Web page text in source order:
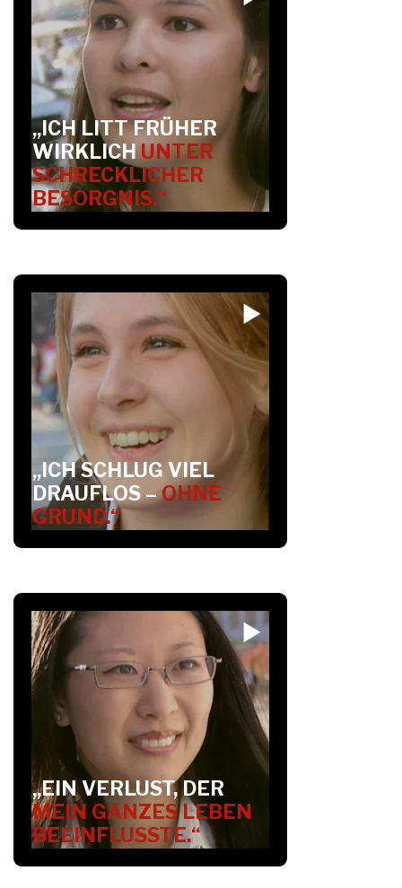
„ICH LITT FRÜHER
WIRKLICHUNTER
SCHRECKLICHER
BESORGNIS.“
„ICH SCHLUG VIEL
DRAUFLOS –OHNE
GRUND.“
„EIN VERLUST, DER
MEIN GANZES LEBEN
BEEINFLUSSTE.“